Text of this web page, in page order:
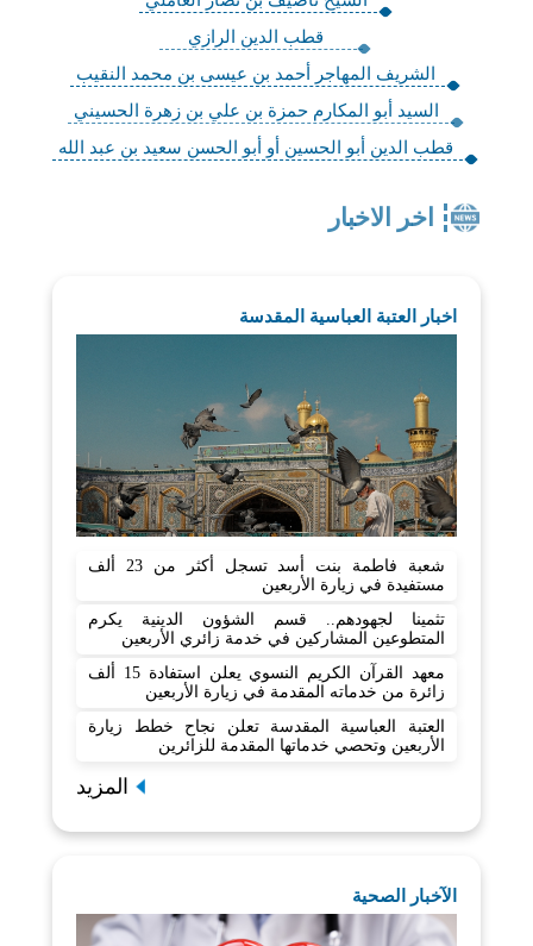
قطب الدين الرازي
الشريف المهاجر أحمد بن عيسى بن محمد النقيب
السيد أبو المكارم حمزة بن علي بن زهرة الحسيني
قطب الدين أبو الحسين أو أبو الحسن سعيد بن عبد الله
اخر الاخبار
اخبار العتبة العباسية المقدسة
شعبة فاطمة بنت أسد تسجل أكثر من 23 ألف
مستفيدة في زيارة الأربعين
تثمينا لجهودهم.. قسم الشؤون الدينية يكرم
المتطوعين المشاركين في خدمة زائري الأربعين
معهد القرآن الكريم النسوي يعلن استفادة 15 ألف
زائرة من خدماته المقدمة في زيارة الأربعين
العتبة العباسية المقدسة تعلن نجاح خطط زيارة
الأربعين وتحصي خدماتها المقدمة للزائرين
المزيد
الآخبار الصحية